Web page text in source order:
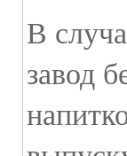
В
завод